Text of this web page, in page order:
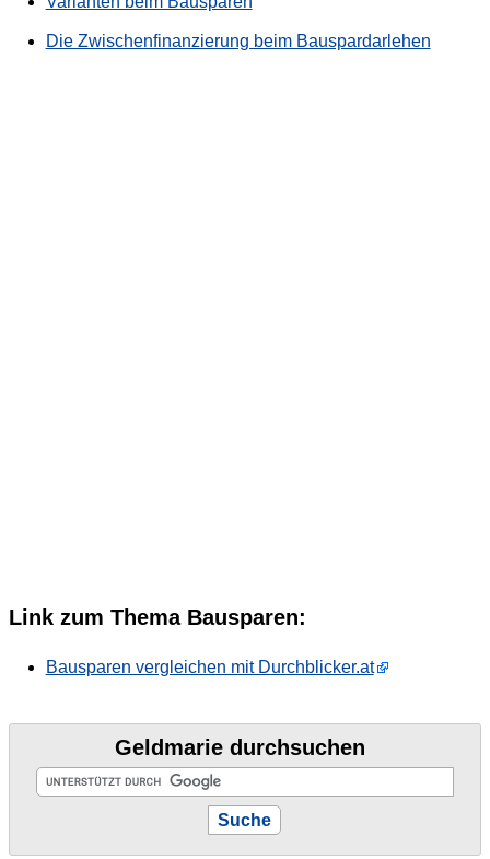
Die Zwischenfinanzierung beim Bauspardarlehen
Link zum Thema Bausparen:
Bausparen vergleichen mit Durchblicker.at
Geldmarie durchsuchen